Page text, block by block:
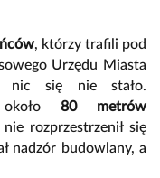
, którzy trafili pod
Urzędu Miasta
nic się nie stało.
około 80 metrów
rozprzestrzenił się
nadzór budowlany, a